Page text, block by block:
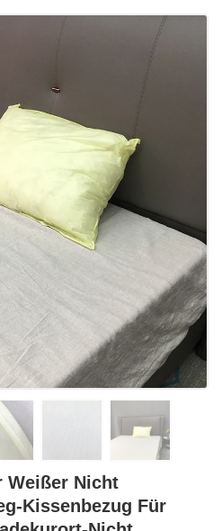
Weißer Nicht
Kissenbezug Für